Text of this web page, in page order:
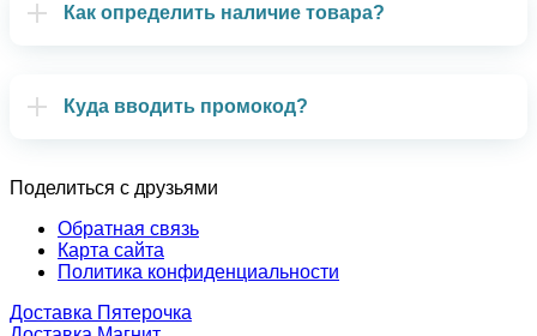
Как определить наличие товара?
Куда вводить промокод?
Поделиться с друзьями
Обратная связь
Карта сайта
Политика конфиденциальности
Доставка Пятерочка